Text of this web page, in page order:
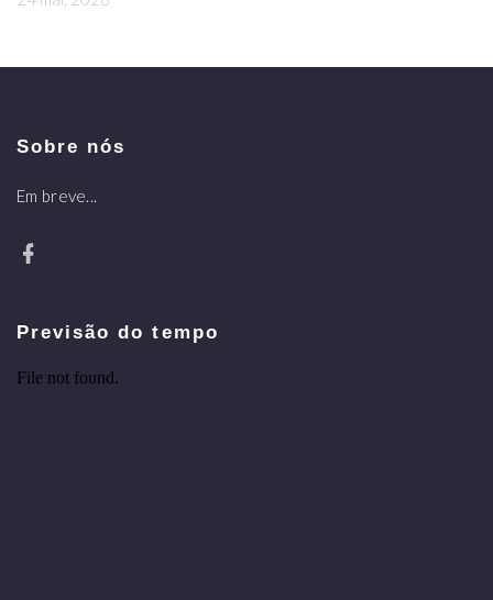
Sobre nós
Em breve...
Previsão do tempo